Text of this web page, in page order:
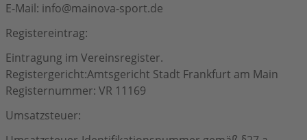
E-Mail: info@mainova-sport.de
Registereintrag:
Eintragung im Vereinsregister.
Registergericht:Amtsgericht Stadt Frankfurt am Main
Registernummer: VR 11169
Umsatzsteuer: